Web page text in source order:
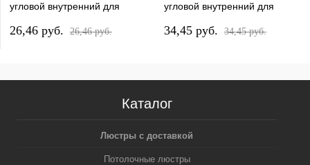
угловой внутренний для
черный Elektrostandard
26,46 pуб. 26,46 pуб.
угловой внутренний для
черный Elektrostandard
34,45 pуб. 34,45 pуб.
Каталог
Люстры с доставкой
Потолочные люстры